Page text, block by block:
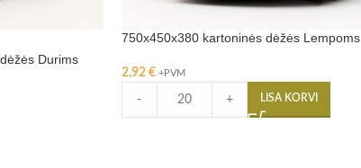
Durims
750x450x380 kartoninės dėžės Lempoms
2,92 € +PVM
- + LISA KORVI